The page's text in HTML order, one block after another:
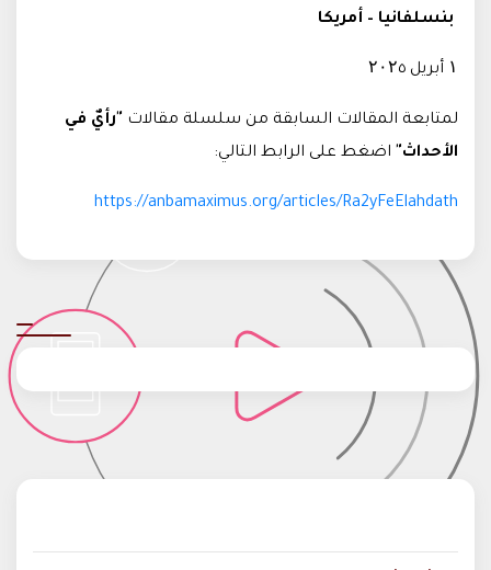
بنسلفانيا – أمريكا
۱ أبريل ۲۰۲٥
لمتابعة المقالات السابقة من سلسلة مقالات "رأيٌ في
الأحداث" اضغط على الرابط التالي:
https://anbamaximus.org/articles/Ra2yFeElahdath